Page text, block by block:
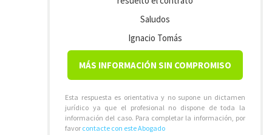
Saludos
Ignacio Tomás
MÁS INFORMACIÓN SIN COMPROMISO
Esta respuesta es orientativa y no supone un dictamen
jurídico ya que el profesional no dispone de toda la
información del caso. Para completar la información, por
favor contacte con este Abogado